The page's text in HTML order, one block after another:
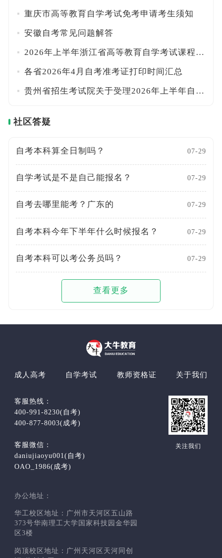
重庆市高等教育自学考试免考申请考生须知
安徽自考常见问题解答
2026年上半年浙江省高等教育自学考试课程免考办理公告
各省2026年4月自考准考证打印时间汇总
贵州省招生考试院关于受理2026年上半年自学考试免考申请的通告
社区答疑
自考本科算全日制吗？ 07-29
自学考试是不是自己能报名？ 07-29
自考去哪里能考？广东的 07-29
自考本科今年下半年什么时候报名？ 07-29
自考本科可以考公务员吗？ 07-29
查看更多
成人高考 自学考试 教师资格证 关于我们
客服热线：
400-991-8230(自考)
400-877-8003(成考)
客服微信：
daniujiaoyu001(自考)
OAO_1986(成考)
办公地址：
华工校区地址：广州市天河区五山路
373号华南理工大学国家科技园金华园
区3楼
岗顶校区地址：广州天河区天河同创
关注我们